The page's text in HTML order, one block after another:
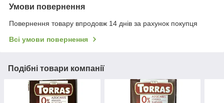
Умови повернення
Повернення товару впродовж 14 днів за рахунок покупця
Всі умови повернення
Подібні товари компанії